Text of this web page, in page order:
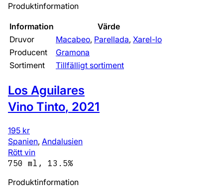
Produktinformation
Information
Värde
Druvor
Macabeo, Parellada, Xarel-lo
Producent
Gramona
Sortiment
Tillfälligt sortiment
Los Aguilares
Vino Tinto, 2021
195 kr
Spanien, Andalusien
Rött vin
750 ml, 13.5%
Produktinformation